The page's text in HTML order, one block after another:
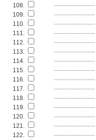
108.
............................
109.
............................
110.
............................
111.
............................
112.
............................
113.
............................
114.
............................
115.
............................
116.
............................
117.
............................
118.
............................
119.
............................
120.
............................
121.
............................
122.
............................